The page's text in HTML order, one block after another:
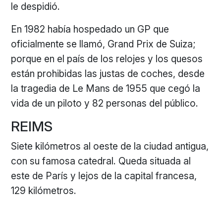
le despidió.
En 1982 había hospedado un GP que
oficialmente se llamó, Grand Prix de Suiza;
porque en el país de los relojes y los quesos
están prohibidas las justas de coches, desde
la tragedia de Le Mans de 1955 que cegó la
vida de un piloto y 82 personas del público.
REIMS
Siete kilómetros al oeste de la ciudad antigua,
con su famosa catedral. Queda situada al
este de París y lejos de la capital francesa,
129 kilómetros.